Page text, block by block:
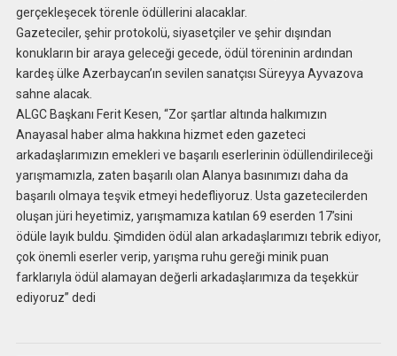
gerçekleşecek törenle ödüllerini alacaklar.
Gazeteciler, şehir protokolü, siyasetçiler ve şehir dışından
konukların bir araya geleceği gecede, ödül töreninin ardından
kardeş ülke Azerbaycan’ın sevilen sanatçısı Süreyya Ayvazova
sahne alacak.
ALGC Başkanı Ferit Kesen, “Zor şartlar altında halkımızın
Anayasal haber alma hakkına hizmet eden gazeteci
arkadaşlarımızın emekleri ve başarılı eserlerinin ödüllendirileceği
yarışmamızla, zaten başarılı olan Alanya basınımızı daha da
başarılı olmaya teşvik etmeyi hedefliyoruz. Usta gazetecilerden
oluşan jüri heyetimiz, yarışmamıza katılan 69 eserden 17’sini
ödüle layık buldu. Şimdiden ödül alan arkadaşlarımızı tebrik ediyor,
çok önemli eserler verip, yarışma ruhu gereği minik puan
farklarıyla ödül alamayan değerli arkadaşlarımıza da teşekkür
ediyoruz” dedi